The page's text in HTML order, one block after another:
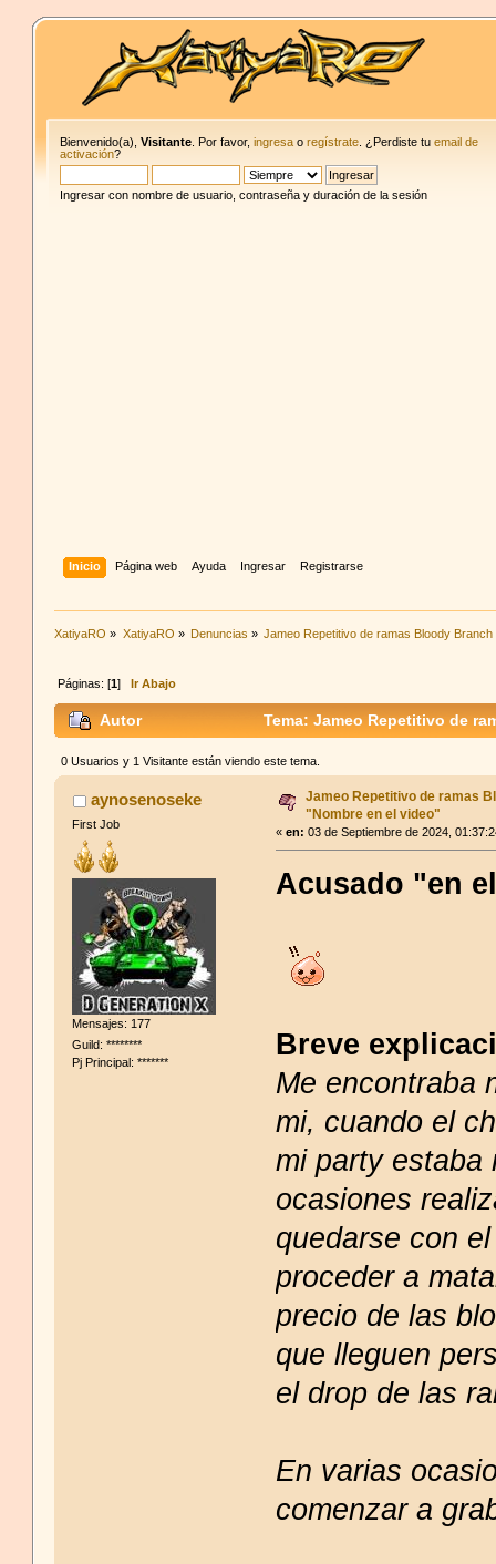
Bienvenido(a),Visitante . Por favor,ingresa oregístrate . ¿Perdiste tuemail de
activación?
Ingresar con nombre de usuario, contraseña y duración de la sesión
Inicio Página web Ayuda Ingresar Registrarse
XatiyaRO » XatiyaRO » Denuncias » Jameo Repetitivo de ramas Bloody
Páginas: [1] Ir Abajo
Autor Tema: Jameo Repetitivo de
0 Usuarios y 1 Visitante están viendo este tema.
aynosenoseke
First Job
Mensajes: 177
Guild: ********
Pj Principal: *******
Jameo Repetitivo de ramas
"Nombre en el video"
«en: 03 de Septiembre de 2024,
Acusado "en
Breve
Me encontraba
mi, cuando el
mi party estaba
ocasiones
quedarse con
proceder a
precio de las
que lleguen
el drop de las
En varias
comenzar a